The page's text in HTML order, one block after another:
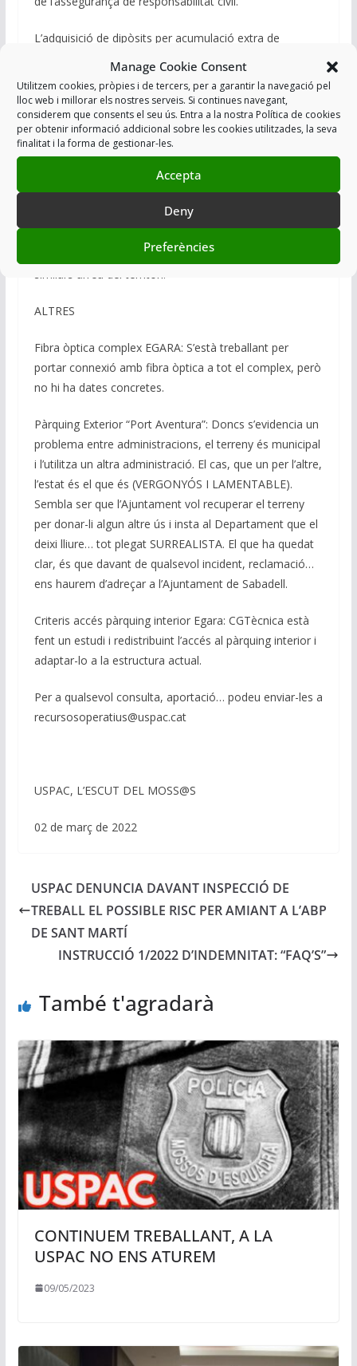
Manage Cookie Consent
Utilitzem cookies, pròpies i de tercers, per a garantir la navegació pel
lloc web i millorar els nostres serveis. Si continues navegant,
considerem que consents el seu ús. Entra a la nostra Política de cookies
per obtenir informació addicional sobre les cookies utilitzades, la seva
finalitat i la forma de gestionar-les.
Accepta
Deny
Preferències
L’adquisició de dipòsits per acumulació extra de
material explosius s’està treballant i analitzant amb
infraestructures.
Per altra banda, pel que fa a la destrucció a Can Padró,
es realitza destrucció d’explosius de mida petita i els de
grans es fa en graveres. S’està a punt d’arribar a un
contracte/conveni amb una gravera per la zona de la
Noguera. En qualsevol cas, hem traslladat que
centralitzar la destrucció d’explosius grans, en una única
Per tant, caldria arribar a contractar altres zones
similars arreu del territori.
ALTRES
Fibra òptica complex EGARA: S’està treballant per
portar connexió amb fibra òptica a tot el complex, però
no hi ha dates concretes.
Pàrquing Exterior “Port Aventura”: Doncs s’evidencia un
problema entre administracions, el terreny és municipal
i l’utilitza un altra administració. El cas, que un per l’altre,
l’estat és el que és (VERGONYÓS I LAMENTABLE).
Sembla ser que l’Ajuntament vol recuperar el terreny
per donar-li algun altre ús i insta al Departament que el
deixi lliure… tot plegat SURREALISTA. El que ha quedat
clar, és que davant de qualsevol incident, reclamació…
ens haurem d’adreçar a l’Ajuntament de Sabadell.
Criteris accés pàrquing interior Egara: CGTècnica està
fent un estudi i redistribuint l’accés al pàrquing interior i
adaptar-lo a la estructura actual.
Per a qualsevol consulta, aportació… podeu enviar-les a
recursosoperatius@uspac.cat
USPAC, L’ESCUT DEL MOSS@S
02 de març de 2022
USPAC DENUNCIA DAVANT INSPECCIÓ DE
TREBALL EL POSSIBLE RISC PER AMIANT A L’ABP
DE SANT MARTÍ
INSTRUCCIÓ 1/2022 D’INDEMNITAT: “FAQ’S”
També t'agradarà
CONTINUEM TREBALLANT, A LA
USPAC NO ENS ATUREM
09/05/2023